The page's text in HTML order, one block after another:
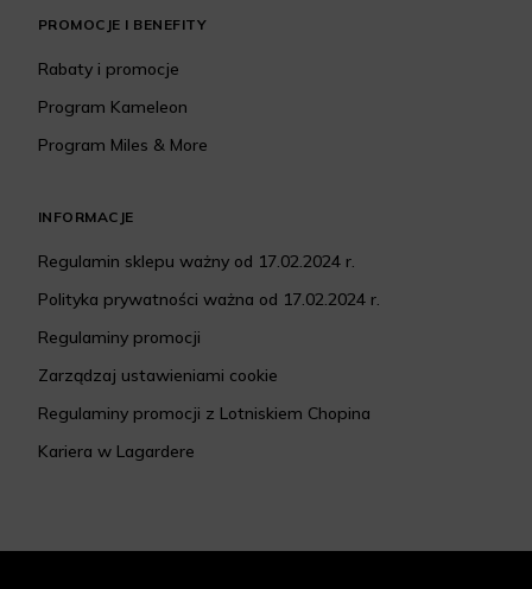
PROMOCJE I BENEFITY
Rabaty i promocje
Program Kameleon
Program Miles & More
INFORMACJE
Regulamin sklepu ważny od 17.02.2024 r.
Polityka prywatności ważna od 17.02.2024 r.
Regulaminy promocji
Zarządzaj ustawieniami cookie
Regulaminy promocji z Lotniskiem Chopina
Kariera w Lagardere